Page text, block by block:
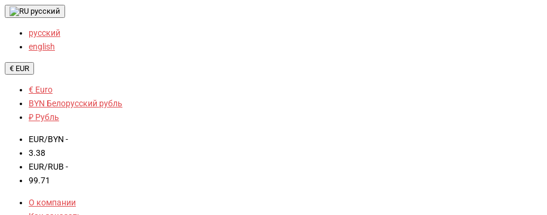
русский
русский
english
€ EUR
€ Euro
BYN Белорусский рубль
₽ Рубль
EUR/BYN -
3.38
EUR/RUB -
99.71
О компании